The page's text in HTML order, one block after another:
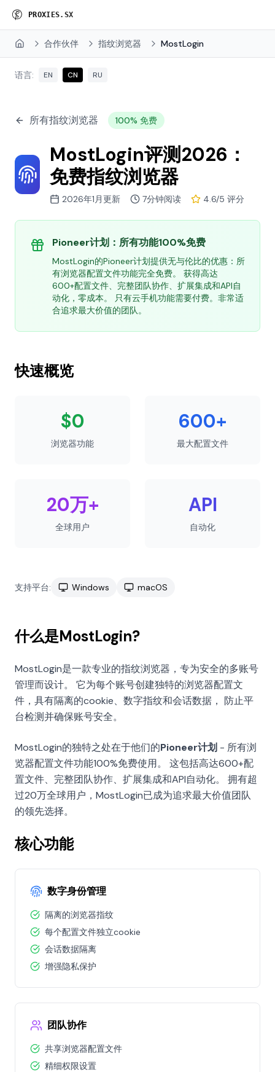
PROXI ES. SX
Home 合作伙伴 指纹浏览器 MostLogin
语言: EN CN RU
所有指纹浏览器 100% 免费
MostLogin评测2026：
免费指纹浏览器
2026年1月更新 7分钟阅读 4.6/5 评分
Pioneer计划：所有功能100%免费
MostLogin的Pioneer计划提供无与伦比的优惠：所
有浏览器配置文件功能完全免费。 获得高达
600+配置文件、完整团队协作、扩展集成和API自
动化，零成本。 只有云手机功能需要付费。非常适
合追求最大价值的团队。
快速概览
$0
浏览器功能
600+
最大配置文件
20万+
全球用户
API
自动化
支持平台: Windows macOS
什么是MostLogin?
MostLogin是一款专业的指纹浏览器，专为安全的多账号
管理而设计。 它为每个账号创建独特的浏览器配置文
件，具有隔离的cookie、数字指纹和会话数据， 防止平
台检测并确保账号安全。
MostLogin的独特之处在于他们的Pioneer计划 - 所有浏
览器配置文件功能100%免费使用。 这包括高达600+配
置文件、完整团队协作、扩展集成和API自动化。 拥有超
过20万全球用户，MostLogin已成为追求最大价值团队
的领先选择。
核心功能
数字身份管理
隔离的浏览器指纹
每个配置文件独立cookie
会话数据隔离
增强隐私保护
团队协作
共享浏览器配置文件
精细权限设置